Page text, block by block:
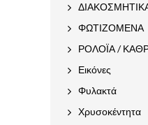
ΦΩΤΙΖΟΜΕΝΑ
ΡΟΛΟΪΑ /
Εικόνες
Φυλακτά
Χρυσοκέντητα